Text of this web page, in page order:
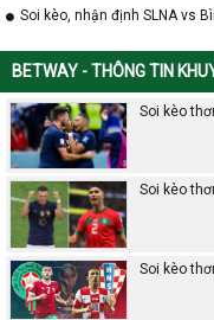
Soi kèo, nhận định SLNA vs
BETWAY - THÔNG TIN
Soi kèo
Soi kèo
Soi kèo